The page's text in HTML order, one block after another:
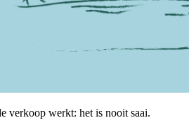
verkoop werkt: het is nooit saai.